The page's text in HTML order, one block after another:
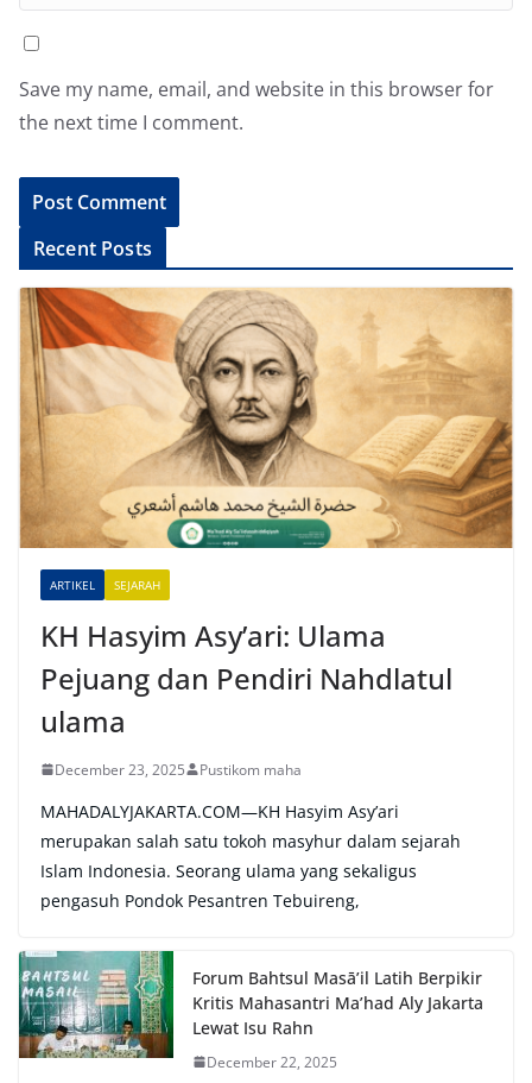
Save my name, email, and website in this browser for
the next time I comment.
l
t
v
Recent Posts
ARTIKEL SEJARAH
KH Hasyim Asy’ari: Ulama
Pejuang dan Pendiri Nahdlatul
ulama
December 23, 2025 Pustikom maha
MAHADALYJAKARTA.COM—KH Hasyim Asy’ari
merupakan salah satu tokoh masyhur dalam sejarah
Islam Indonesia. Seorang ulama yang sekaligus
pengasuh Pondok Pesantren Tebuireng,
Forum Bahtsul Masā’il Latih Berpikir
Kritis Mahasantri Ma’had Aly Jakarta
Lewat Isu Rahn
December 22, 2025